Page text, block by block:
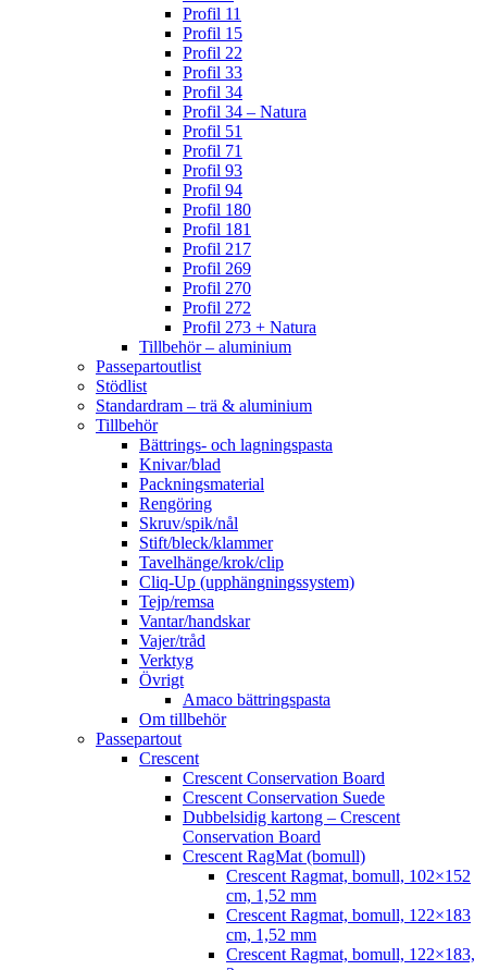
Profil 11
Profil 15
Profil 22
Profil 33
Profil 34
Profil 34 – Natura
Profil 51
Profil 71
Profil 93
Profil 94
Profil 180
Profil 181
Profil 217
Profil 269
Profil 270
Profil 272
Profil 273 + Natura
Tillbehör – aluminium
Passepartoutlist
Stödlist
Standardram – trä & aluminium
Tillbehör
Bättrings- och lagningspasta
Knivar/blad
Packningsmaterial
Rengöring
Skruv/spik/nål
Stift/bleck/klammer
Tavelhänge/krok/clip
Cliq-Up (upphängningssystem)
Tejp/remsa
Vantar/handskar
Vajer/tråd
Verktyg
Övrigt
Amaco bättringspasta
Om tillbehör
Passepartout
Crescent
Crescent Conservation Board
Crescent Conservation Suede
Dubbelsidig kartong – Crescent
Conservation Board
Crescent RagMat (bomull)
Crescent Ragmat, bomull, 102×152
cm, 1,52 mm
Crescent Ragmat, bomull, 122×183
cm, 1,52 mm
Crescent Ragmat, bomull, 122×183,